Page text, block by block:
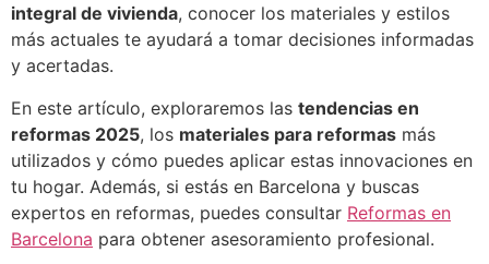
integral de vivienda, conocer los materiales y estilos
más actuales te ayudará a tomar decisiones informadas
y acertadas.
En este artículo, exploraremos las tendencias en
reformas 2025, los materiales para reformas más
utilizados y cómo puedes aplicar estas innovaciones en
tu hogar. Además, si estás en Barcelona y buscas
expertos en reformas, puedes consultar Reformas en
Barcelona para obtener asesoramiento profesional.